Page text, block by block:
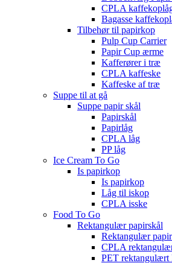
CPLA
Bagasse
Tilbehør til papirkop
Pulp Cup Carrier
Papir Cup ærme
Kafferører i træ
CPLA kaffeske
Kaffeske af træ
Suppe til at gå
Suppe papir skål
Papirskål
Papirlåg
CPLA låg
PP låg
Ice Cream To Go
Is papirkop
Is papirkop
Låg til iskop
CPLA isske
Food To Go
Rektangulær papirskål
Rektangulær
CPLA
PET rektangulært